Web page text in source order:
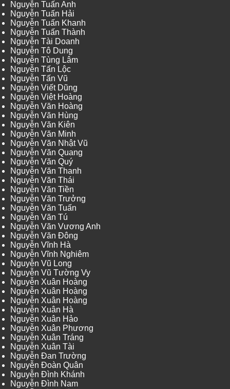
Nguyễn Tuấn Anh
Nguyễn Tuấn Hải
Nguyễn Tuấn Khanh
Nguyễn Tuấn Thành
Nguyễn Tài Doanh
Nguyễn Tô Dung
Nguyễn Tùng Lâm
Nguyễn Tấn Lộc
Nguyễn Tấn Vũ
Nguyễn Viết Dũng
Nguyễn Việt Hoàng
Nguyễn Văn Hoàng
Nguyễn Văn Hùng
Nguyễn Văn Kiên
Nguyễn Văn Minh
Nguyễn Văn Nhật Vũ
Nguyễn Văn Quang
Nguyễn Văn Quý
Nguyễn Văn Thanh
Nguyễn Văn Thái
Nguyễn Văn Tiền
Nguyễn Văn Trưởng
Nguyễn Văn Tuấn
Nguyễn Văn Tú
Nguyễn Văn Vương Anh
Nguyễn Văn Đông
Nguyễn Vĩnh Hà
Nguyễn Vĩnh Nghiêm
Nguyễn Vũ Long
Nguyễn Vũ Tường Vy
Nguyễn Xuân Hoàng
Nguyễn Xuân Hoàng
Nguyễn Xuân Hoàng
Nguyễn Xuân Hà
Nguyễn Xuân Hảo
Nguyễn Xuân Phương
Nguyễn Xuân Tráng
Nguyễn Xuân Tài
Nguyễn Đan Trường
Nguyễn Đoàn Quân
Nguyễn Đình Khánh
Nguyễn Đình Nam